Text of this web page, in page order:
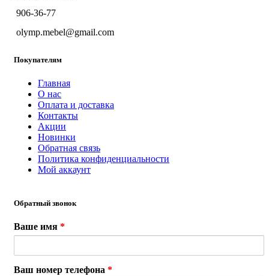
906-36-77
olymp.mebel@gmail.com
Покупателям
Главная
О нас
Оплата и доставка
Контакты
Акции
Новинки
Обратная связь
Политика конфиденциальности
Мой аккаунт
Обратный звонок
Ваше имя *
Ваш номер телефона *